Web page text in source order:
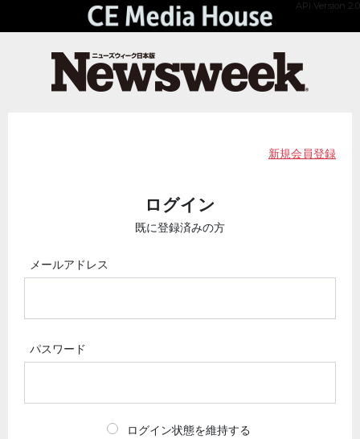
API Version 2.0
新規会員登録
ログイン
既に登録済みの方
メールアドレス
パスワード
ログイン状態を維持する